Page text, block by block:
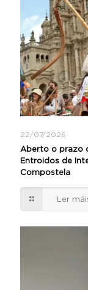
22/07/2026
Aberto o prazo
Entroidos de
Compostela
Ler